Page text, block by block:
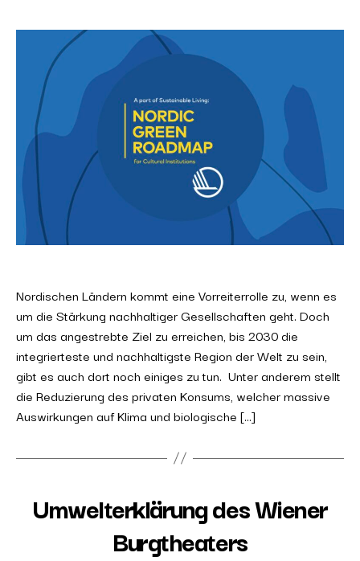
Nordischen Ländern kommt eine Vorreiterrolle zu, wenn es
um die Stärkung nachhaltiger Gesellschaften geht. Doch
um das angestrebte Ziel zu erreichen, bis 2030 die
integrierteste und nachhaltigste Region der Welt zu sein,
gibt es auch dort noch einiges zu tun. Unter anderem stellt
die Reduzierung des privaten Konsums, welcher massive
Auswirkungen auf Klima und biologische […]
Umwelterklärung des Wiener
Burgtheaters